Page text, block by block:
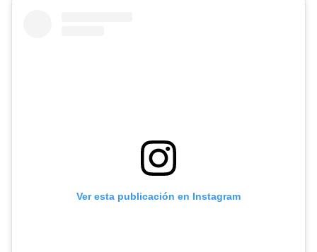
Ver esta publicación en Instagram